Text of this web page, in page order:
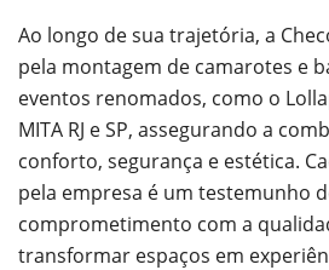
Ao longo de sua trajetória, a
pela montagem de camarotes e
eventos renomados, como o
MITA RJ e SP, assegurando a
conforto, segurança e estética.
pela empresa é um testemunho
comprometimento com a
transformar espaços em